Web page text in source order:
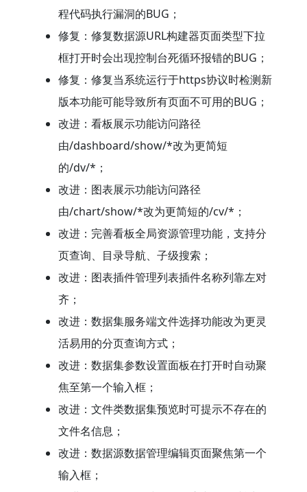
程代码执行漏洞的BUG；
修复：修复数据源URL构建器页面类型下拉
框打开时会出现控制台死循环报错的BUG；
修复：修复当系统运行于https协议时检测新
版本功能可能导致所有页面不可用的BUG；
改进：看板展示功能访问路径
由/dashboard/show/*改为更简短
的/dv/*；
改进：图表展示功能访问路径
由/chart/show/*改为更简短的/cv/*；
改进：完善看板全局资源管理功能，支持分
页查询、目录导航、子级搜索；
改进：图表插件管理列表插件名称列靠左对
齐；
改进：数据集服务端文件选择功能改为更灵
活易用的分页查询方式；
改进：数据集参数设置面板在打开时自动聚
焦至第一个输入框；
改进：文件类数据集预览时可提示不存在的
文件名信息；
改进：数据源数据管理编辑页面聚焦第一个
输入框；